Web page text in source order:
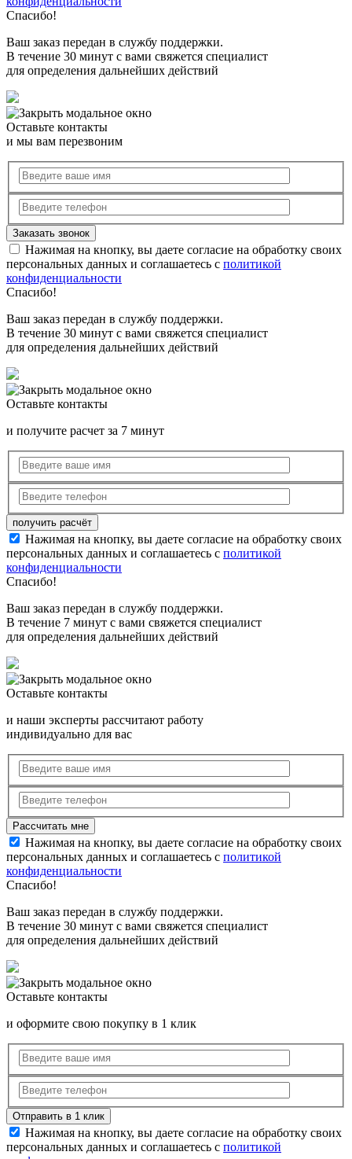
Спасибо!
Ваш заказ передан в службу поддержки.
В течение 30 минут с вами свяжется специалист
для определения дальнейших действий
Оставьте контакты
и мы вам перезвоним
Нажимая на кнопку, вы даете согласие на обработку своих
персональных данных и соглашаетесь с политикой
конфиденциальности
Спасибо!
Ваш заказ передан в службу поддержки.
В течение 30 минут с вами свяжется специалист
для определения дальнейших действий
Оставьте контакты
и получите расчет за 7 минут
Нажимая на кнопку, вы даете согласие на обработку своих
персональных данных и соглашаетесь с политикой
конфиденциальности
Спасибо!
Ваш заказ передан в службу поддержки.
В течение 7 минут с вами свяжется специалист
для определения дальнейших действий
Оставьте контакты
и наши эксперты рассчитают работу
индивидуально для вас
Нажимая на кнопку, вы даете согласие на обработку своих
персональных данных и соглашаетесь с политикой
конфиденциальности
Спасибо!
Ваш заказ передан в службу поддержки.
В течение 30 минут с вами свяжется специалист
для определения дальнейших действий
Оставьте контакты
и оформите свою покупку в 1 клик
Нажимая на кнопку, вы даете согласие на обработку своих
персональных данных и соглашаетесь с политикой